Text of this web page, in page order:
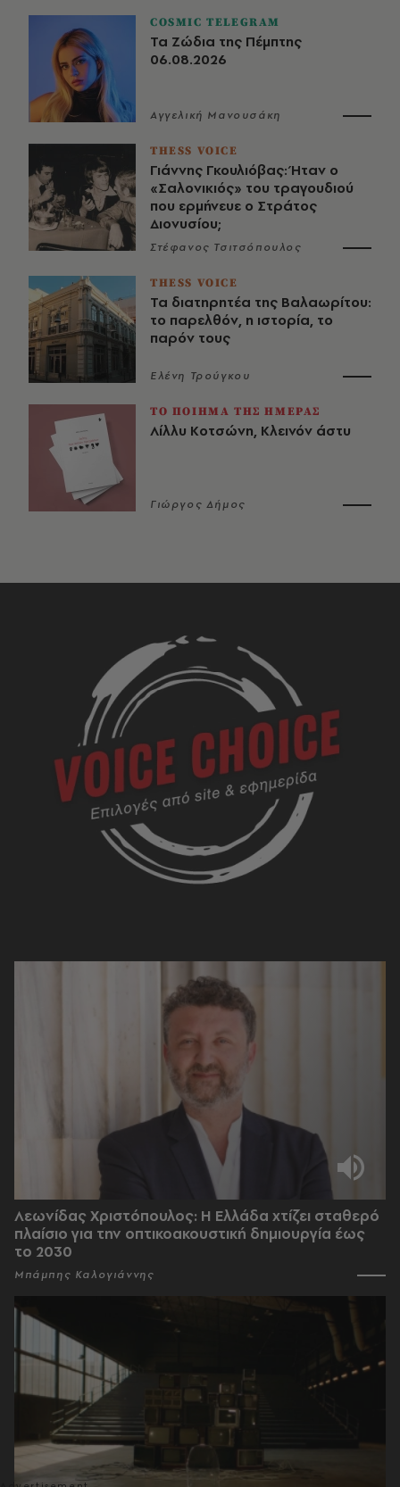
COSMIC TELEGRAM
Τα Ζώδια της Πέμπτης
06.08.2026
Αγγελική Μανουσάκη
THESS VOICE
Γιάννης Γκουλιόβας: Ήταν ο
«Σαλονικιός» του τραγουδιού
που ερμήνευε ο Στράτος
Διονυσίου;
Στέφανος Τσιτσόπουλος
THESS VOICE
Τα διατηρητέα της Βαλαωρίτου:
το παρελθόν, η ιστορία, το
παρόν τους
Ελένη Τρούγκου
ΤΟ ΠΟΙΗΜΑ ΤΗΣ ΗΜΕΡΑΣ
Λίλλυ Κοτσώνη, Κλεινόν άστυ
Γιώργος Δήμος
Λεωνίδας Χριστόπουλος: Η Ελλάδα χτίζει σταθερό
πλαίσιο για την οπτικοακουστική δημιουργία έως
το 2030
Μπάμπης Καλογιάννης